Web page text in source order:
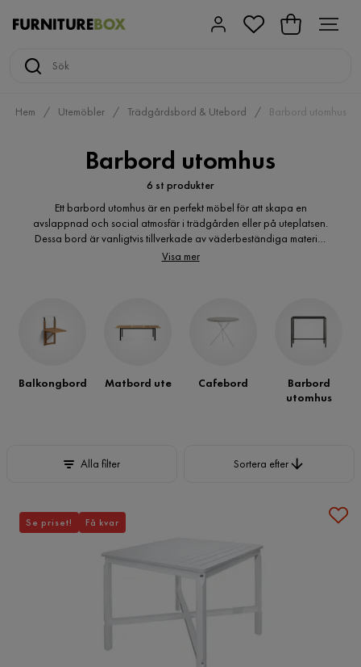
Hem Utemöbler Trädgårdsbord & Utebord Barbord utomhus
Barbord utomhus
6 st produkter
Ett barbord utomhus är en perfekt möbel för att skapa en
avslappnad och social atmosfär i trädgården eller på uteplatsen.
Dessa bord är vanligtvis tillverkade av väderbeständiga material
som trä eller aluminium och har en högre höjd än vanliga
drycker. Med olika stilar och storlekar att välja mellan kan man
hitta en barbord utomhus som passar perfekt till sin utomhusmiljö.
Visa mer
Balkongbord Matbord ute Cafebord
Barbord
utomhus
Alla filter Sortera efter
Se priset! Få kvar